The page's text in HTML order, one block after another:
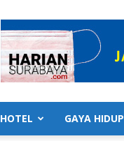
HOTEL GAYA HIDUP